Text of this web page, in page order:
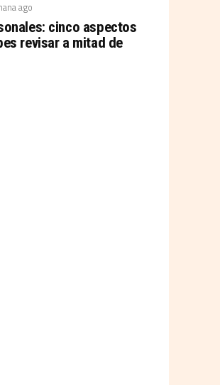
ago
cinco aspectos
revisar a mitad de